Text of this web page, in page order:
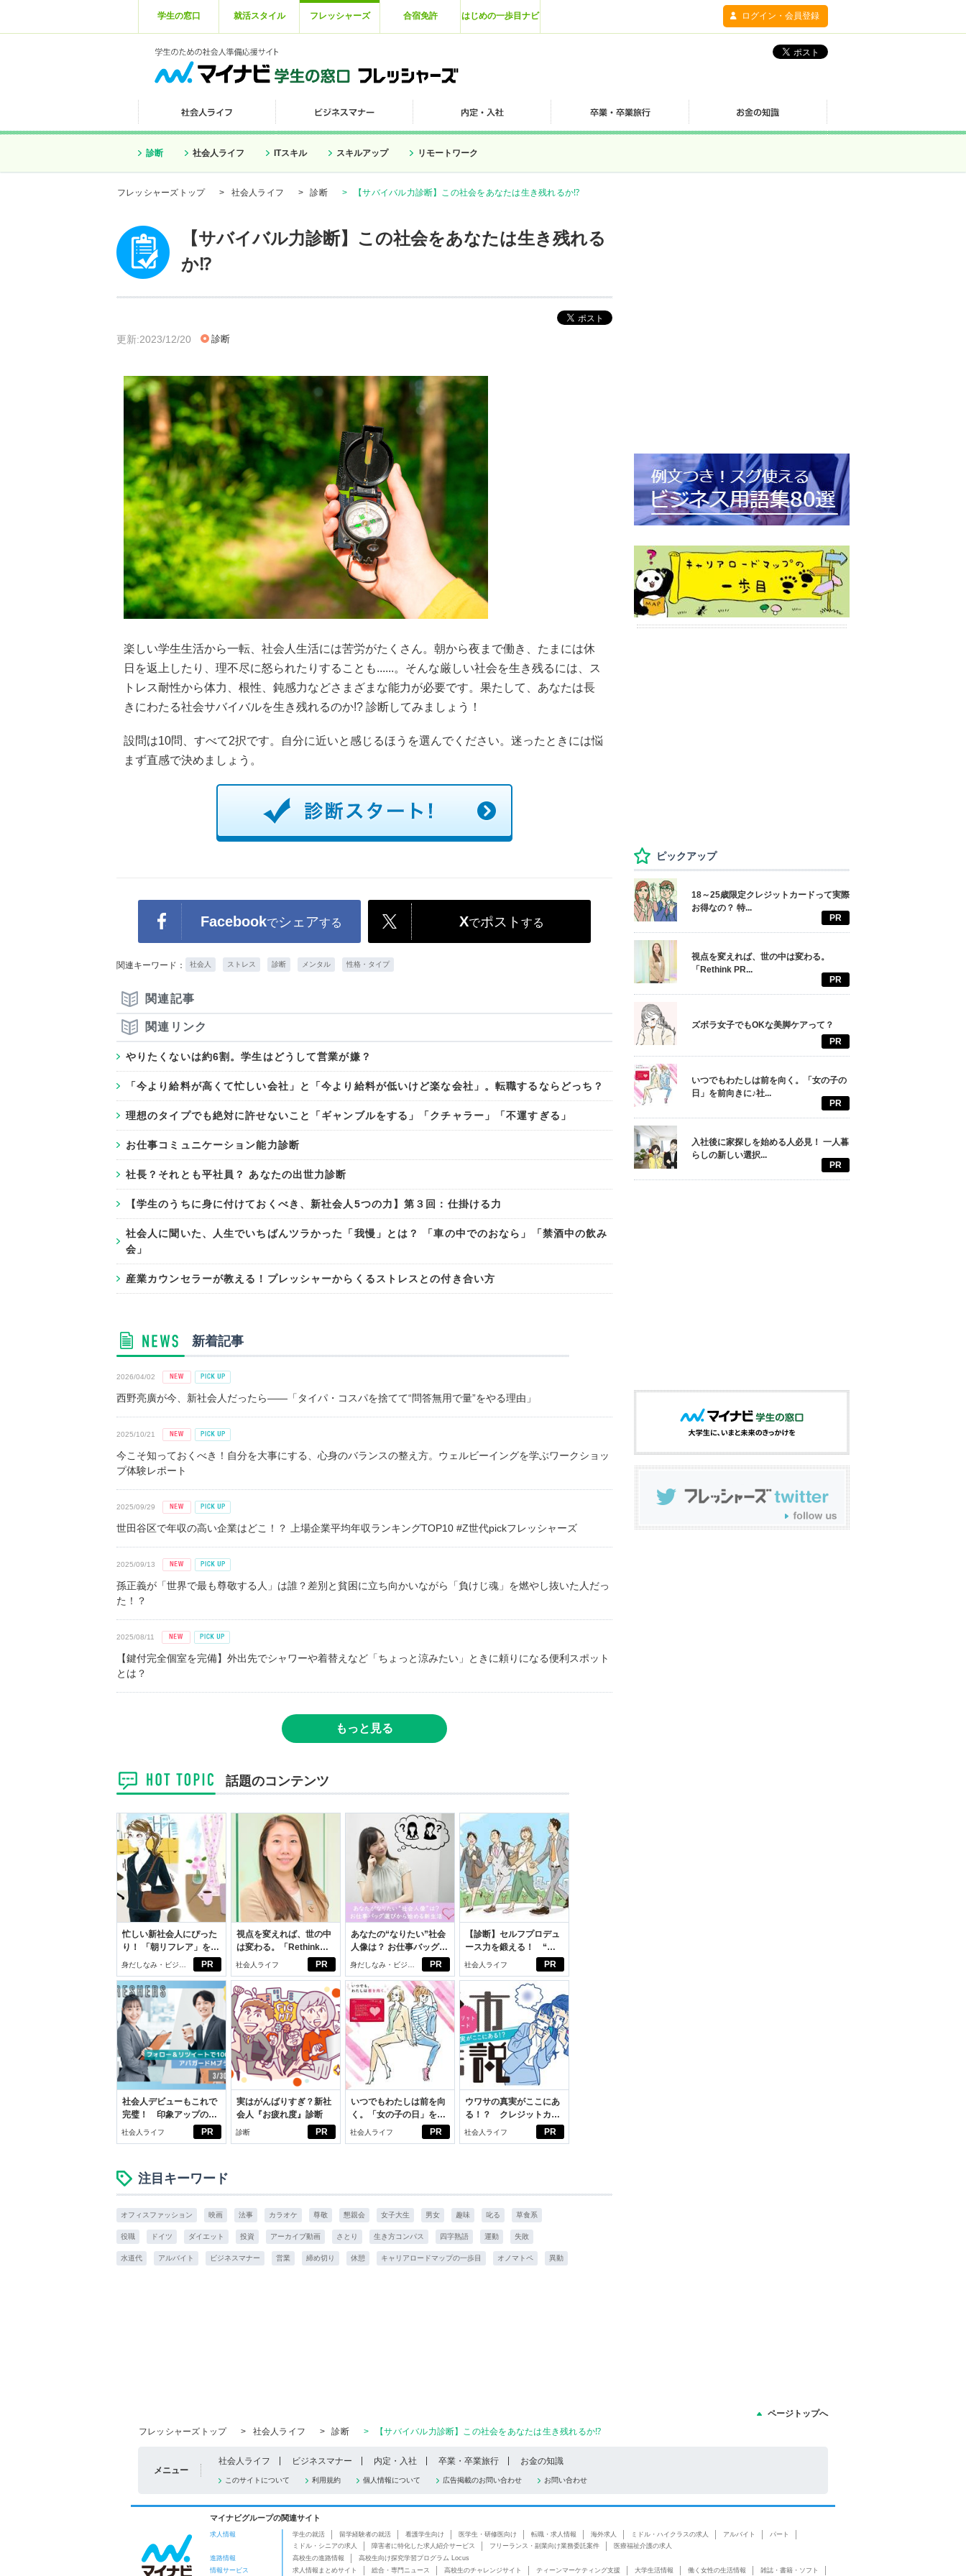
学生の窓口 就活スタイル フレッシャーズ 合宿免許 はじめの一歩目ナビ ログイン・会員登録
診断 社会人ライフ ITスキル スキルアップ リモートワーク
フレッシャーズトップ > 社会人ライフ > 診断 > 【サバイバル力診断】この社会をあなたは生き残れるか⁉
【サバイバル力診断】この社会をあなたは生き残れる
か⁉
更新:2023/12/20 診断
楽しい学生生活から一転、社会人生活には苦労がたくさん。朝から夜まで働き、たまには休
日を返上したり、理不尽に怒られたりすることも......。そんな厳しい社会を生き残るには、ス
トレス耐性から体力、根性、鈍感力などさまざまな能力が必要です。果たして、あなたは長
きにわたる社会サバイバルを生き残れるのか!? 診断してみましょう！
設問は10問、すべて2択です。自分に近いと感じるほうを選んでください。迷ったときには悩
まず直感で決めましょう。
Facebookでシェアする Xでポスト する
関連キーワード： 社会人 ストレス 診断 メンタル 性格・タイプ
関連記事
関連リンク
やりたくないは約6割。学生はどうして営業が嫌？
「今より給料が高くて忙しい会社」と「今より給料が低いけど楽な会社」。転職するならどっち？
理想のタイプでも絶対に許せないこと「ギャンブルをする」「クチャラー」「不運すぎる」
お仕事コミュニケーション能力診断
社長？それとも平社員？ あなたの出世力診断
【学生のうちに身に付けておくべき、新社会人5つの力】第３回：仕掛ける力
社会人に聞いた、人生でいちばんツラかった「我慢」とは？ 「車の中でのおなら」「禁酒中の飲み
会」
産業カウンセラーが教える！プレッシャーからくるストレスとの付き合い方
新着記事
2026/04/02
西野亮廣が今、新社会人だったら――「タイパ・コスパを捨てて“問答無用で量”をやる理由」
2025/10/21
今こそ知っておくべき！自分を大事にする、心身のバランスの整え方。ウェルビーイングを学ぶワークショッ
プ体験レポート
2025/09/29
世田谷区で年収の高い企業はどこ！？ 上場企業平均年収ランキングTOP10 #Z世代pickフレッシャーズ
2025/09/13
孫正義が「世界で最も尊敬する人」は誰？差別と貧困に立ち向かいながら「負けじ魂」を燃やし抜いた人だっ
た！？
2025/08/11
【鍵付完全個室を完備】外出先でシャワーや着替えなど「ちょっと涼みたい」ときに頼りになる便利スポット
とは？
もっと見る
話題のコンテンツ
PR
忙しい新社会人にぴった
り！ 「朝リフレア」をは
じめよう。しっかりニオ
イケアして24時間快適。
身だしなみ・ビジネ
スアイテム
PR
視点を変えれば、世の中
は変わる。「Rethink
PROJECT」がつたえた
社会人ライフ PR
あなたの“なりたい”社会
人像は？ お仕事バッグ選
びから始める新生活
身だしなみ・ビジネ
スアイテム
PR
【診断】セルフプロデュ
ース力を鍛える！ “ジ
ブン観”診断
社会人ライフ
PR
社会人デビューもこれで
完璧！ 印象アップのセ
ルフプロデュース術
社会人ライフ PR
実はがんばりすぎ？新社
会人『お疲れ度』診断
診断 PR
いつでもわたしは前を向
く。「女の子の日」を前
向きに♪社会人エリ・大
社会人ライフ PR
ウワサの真実がここにあ
る！？ クレジットカー
ドの都市伝説
社会人ライフ
注目キーワード
オフィスファッション 映画 法事 カラオケ 尊敬 懇親会 女子大生 男女 趣味 叱る 草食系
役職 ドイツ ダイエット 投資 アーカイブ動画 さとり 生き方コンパス 四字熟語 運動 失敗
水道代 アルバイト ビジネスマナー 営業 締め切り 休憩 キャリアロードマップの一歩目 オノマトペ 異動
ピックアップ
18～25歳限定クレジットカードって実際
お得なの？ 特...
PR
視点を変えれば、世の中は変わる。
「Rethink PR...
PR
ズボラ女子でもOKな美脚ケアって？
PR
いつでもわたしは前を向く。「女の子の
日」を前向きに♪社...
PR
入社後に家探しを始める人必見！ 一人暮
らしの新しい選択...
PR
ページトップへ
フレッシャーズトップ
> 社会人ライフ > 診断 > 【サバイバル力診断】この社会をあなたは生き残れるか⁉
メニュー
社会人ライフ ビジネスマナー 内定・入社 卒業・卒業旅行 お金の知識
このサイトについて 利用規約 個人情報について 広告掲載のお問い合わせ お問い合わせ
マイナビグループの関連サイト
求人情報 学生の就活 留学経験者の就活 看護学生向け 医学生・研修医向け 転職・求人情報 海外求人 ミドル・ハイクラスの求人 アルバイト
パート
ミドル・シニアの求人
障害者に特化した求人紹介サービス フリーランス・副業向け業務委託案件
医療福祉介護の求人
進路情報
高校生の進路情報
高校生向け探究学習プログラム Locus
情報サービス
求人情報まとめサイト 総合・専門ニュース 高校生のチャレンジサイト ティーンマーケティング支援 大学生活情報 働く女性の生活情報 雑誌・書籍・ソフト